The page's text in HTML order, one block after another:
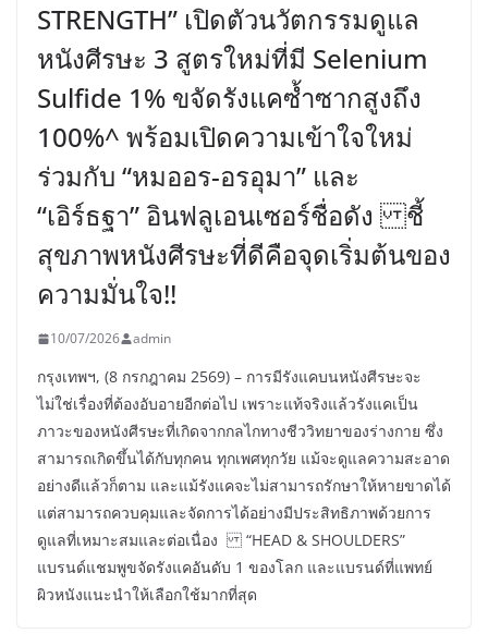
STRENGTH” เปิดตัวนวัตกรรมดูแล
หนังศีรษะ 3 สูตรใหม่ที่มี Selenium
Sulfide 1% ขจัดรังแคซ้ำซากสูงถึง
100%^ พร้อมเปิดความเข้าใจใหม่
ร่วมกับ “หมออร-อรอุมา” และ
“เอิร์ธฐา” อินฟลูเอนเซอร์ชื่อดัง ชี้
สุขภาพหนังศีรษะที่ดีคือจุดเริ่มต้นของ
ความมั่นใจ!!
10/07/2026 admin
กรุงเทพฯ, (8 กรกฎาคม 2569) – การมีรังแคบนหนังศีรษะจะ
ไม่ใช่เรื่องที่ต้องอับอายอีกต่อไป เพราะแท้จริงแล้วรังแคเป็น
ภาวะของหนังศีรษะที่เกิดจากกลไกทางชีววิทยาของร่างกาย ซึ่ง
สามารถเกิดขึ้นได้กับทุกคน ทุกเพศทุกวัย แม้จะดูแลความสะอาด
อย่างดีแล้วก็ตาม และแม้รังแคจะไม่สามารถรักษาให้หายขาดได้
แต่สามารถควบคุมและจัดการได้อย่างมีประสิทธิภาพด้วยการ
ดูแลที่เหมาะสมและต่อเนื่อง “HEAD & SHOULDERS”
แบรนด์แชมพูขจัดรังแคอันดับ 1 ของโลก และแบรนด์ที่แพทย์
ผิวหนังแนะนำให้เลือกใช้มากที่สุด